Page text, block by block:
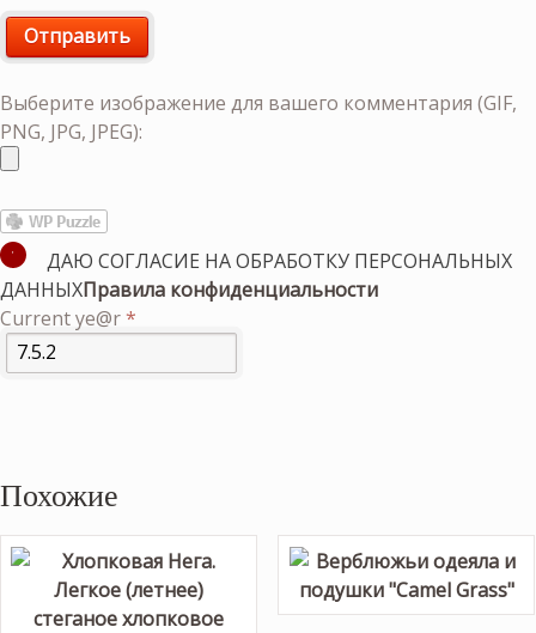
Выберите изображение для вашего комментария (GIF,
PNG, JPG, JPEG):
ДАЮ СОГЛАСИЕ НА ОБРАБОТКУ ПЕРСОНАЛЬНЫХ
ДАННЫХПравила конфиденциальности
Current ye@r*
Похожие